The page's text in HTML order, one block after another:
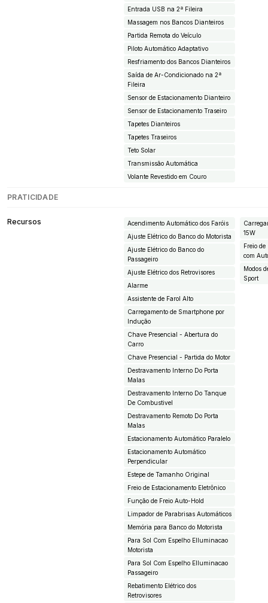
Entrada USB na 2ª Fileira
Massagem nos Bancos Dianteiros
Partida Remota do Veículo
Piloto Automático Adaptativo
Resfriamento dos Bancos Dianteiros
Saída de Ar-Condicionado na 2ª
Fileira
Sensor de Estacionamento Dianteiro
Sensor de Estacionamento Traseiro
Tapetes Dianteiros
Tapetes Traseiros
Teto Solar
Transmissão Automática
Volante Revestido em Couro
PRATICIDADE
Recursos
Acendimento Automático dos Faróis
Ajuste Elétrico do Banco do Motorista
Ajuste Elétrico do Banco do
Passageiro
Ajuste Elétrico dos Retrovisores
Alarme
Assistente de Farol Alto
Carregamento de Smartphone por
Indução
Chave Presencial - Abertura do
Carro
Chave Presencial - Partida do Motor
Destravamento Interno Do Porta
Malas
Destravamento Interno Do Tanque
De Combustivel
Destravamento Remoto Do Porta
Malas
Estacionamento Automático Paralelo
Estacionamento Automático
Perpendicular
Estepe de Tamanho Original
Freio de Estacionamento Eletrônico
Função de Freio Auto-Hold
Limpador de Parabrisas Automáticos
Memória para Banco do Motorista
Para Sol Com Espelho EIluminacao
Motorista
Para Sol Com Espelho EIluminacao
Passageiro
Rebatimento Elétrico dos
Retrovisores
15W
Freio
com
Modos
Sport